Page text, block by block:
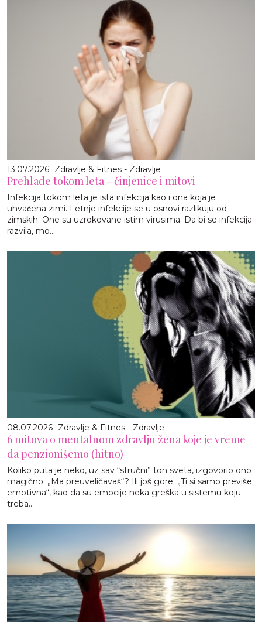
13.07.2026 Zdravlje & Fitnes - Zdravlje
Prehlade tokom leta - činjenice i mitovi
Infekcija tokom leta je ista infekcija kao i ona koja je
uhvaćena zimi. Letnje infekcije se u osnovi razlikuju od
zimskih. One su uzrokovane istim virusima. Da bi se infekcija
razvila, mo...
08.07.2026 Zdravlje & Fitnes - Zdravlje
6 mitova o mentalnom zdravlju žena koje je vreme
da penzionišemo (hitno)
Koliko puta je neko, uz sav “stručni” ton sveta, izgovorio ono
magično: „Ma preuveličavaš“? Ili još gore: „Ti si samo previše
emotivna“, kao da su emocije neka greška u sistemu koju
treba...